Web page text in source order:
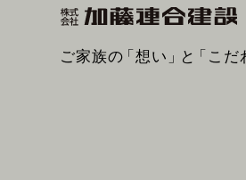
ご家族の「想い」と「こだ